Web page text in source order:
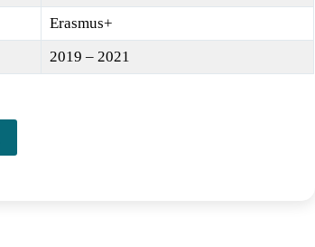
Erasmus+
2019 – 2021